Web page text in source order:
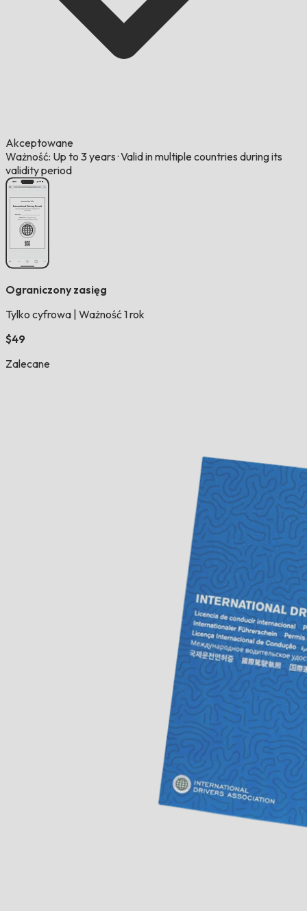
Akceptowane
Ważność: Up to 3 years ·Valid in multiple countries during its
validity period
Ograniczony zasięg
Tylko cyfrowa Ważność 1 rok
$49
Zalecane